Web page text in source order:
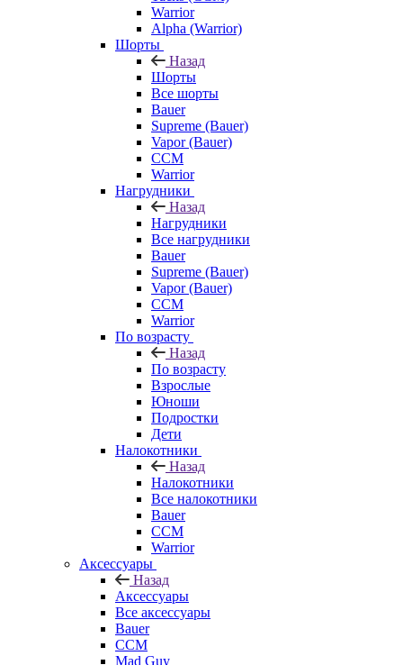
Warrior
Alpha (Warrior)
Шорты
Назад
Шорты
Все шорты
Bauer
Supreme (Bauer)
Vapor (Bauer)
CCM
Warrior
Нагрудники
Назад
Нагрудники
Все нагрудники
Bauer
Supreme (Bauer)
Vapor (Bauer)
CCM
Warrior
По возрасту
Назад
По возрасту
Взрослые
Юноши
Подростки
Дети
Налокотники
Назад
Налокотники
Все налокотники
Bauer
CCM
Warrior
Аксессуары
Назад
Аксессуары
Все аксессуары
Bauer
CCM
Mad Guy